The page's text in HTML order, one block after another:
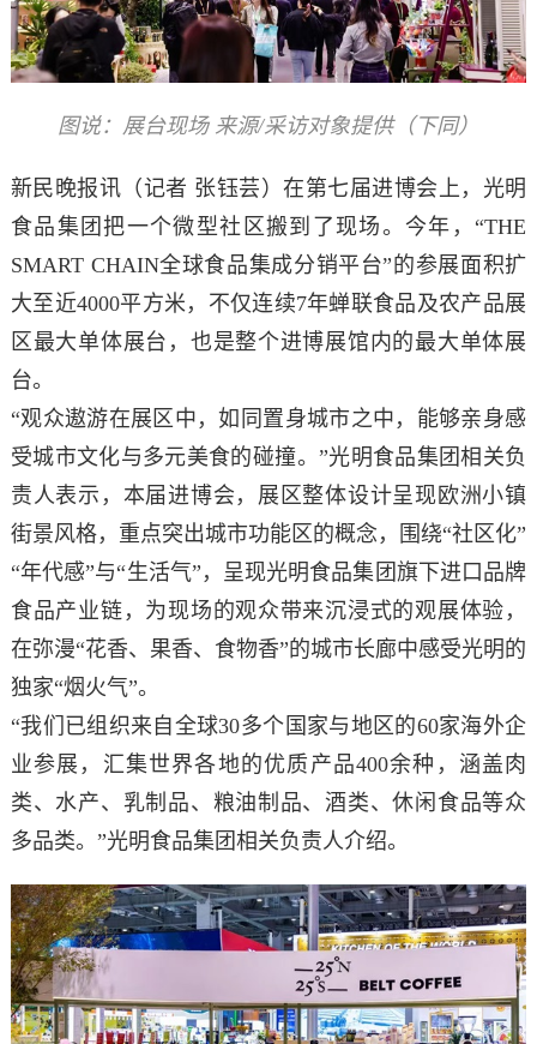
图说：展台现场 来源/采访对象提供（下同）
新民晚报讯（记者 张钰芸）在第七届进博会上，光明
食品集团把一个微型社区搬到了现场。今年，“THE
SMART CHAIN全球食品集成分销平台”的参展面积扩
大至近4000平方米，不仅连续7年蝉联食品及农产品展
区最大单体展台，也是整个进博展馆内的最大单体展
台。
“观众遨游在展区中，如同置身城市之中，能够亲身感
受城市文化与多元美食的碰撞。”光明食品集团相关负
责人表示，本届进博会，展区整体设计呈现欧洲小镇
街景风格，重点突出城市功能区的概念，围绕“社区化”
“年代感”与“生活气”，呈现光明食品集团旗下进口品牌
食品产业链，为现场的观众带来沉浸式的观展体验，
在弥漫“花香、果香、食物香”的城市长廊中感受光明的
独家“烟火气”。
“我们已组织来自全球30多个国家与地区的60家海外企
业参展，汇集世界各地的优质产品400余种，涵盖肉
类、水产、乳制品、粮油制品、酒类、休闲食品等众
多品类。”光明食品集团相关负责人介绍。